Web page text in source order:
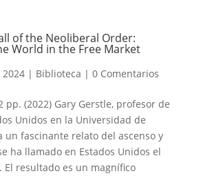
of the Neoliberal Order:
World in the Free Market
2024| Biblioteca | 0 Comentarios
pp. (2022) Gary Gerstle, profesor de
Unidos en la Universidad de
un fascinante relato del ascenso y
ha llamado en Estados Unidos el
El resultado es un magnífico